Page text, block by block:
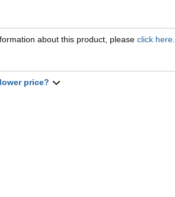
about this product, pleaseclick here.
price?